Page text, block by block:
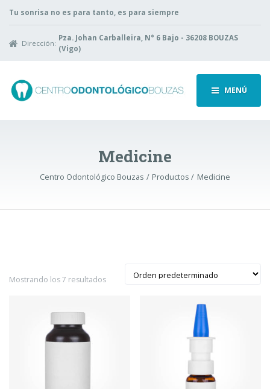
Tu sonrisa no es para tanto, es para siempre
Dirección:
Pza. Johan Carballeira, N° 6 Bajo - 36208 BOUZAS
(Vigo)
MENÚ
Medicine
Centro Odontológico Bouzas Productos Medicine
Mostrando los 7 resultados